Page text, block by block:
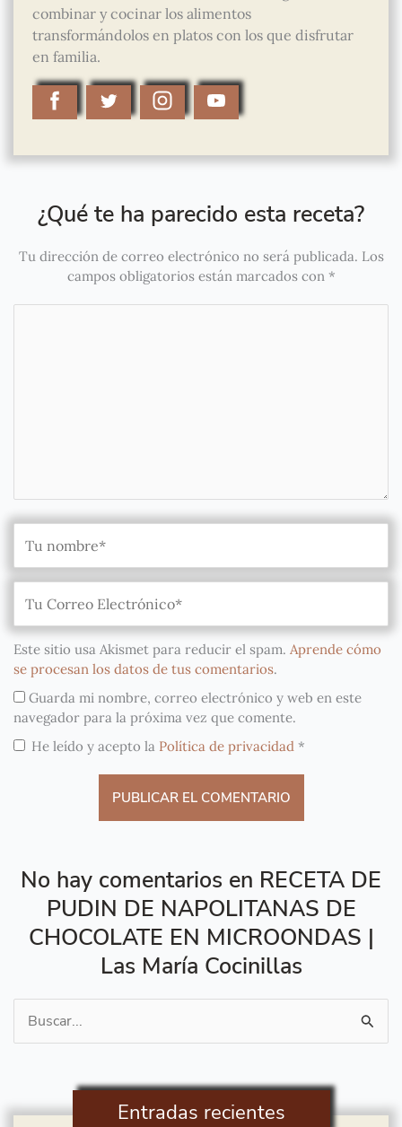
combinar y cocinar los alimentos
transformándolos en platos con los que disfrutar
en familia.
¿Qué te ha parecido esta receta?
Tu dirección de correo electrónico no será publicada. Los
campos obligatorios están marcados con *
Este sitio usa Akismet para reducir el spam. Aprende cómo
se procesan los datos de tus comentarios.
Guarda mi nombre, correo electrónico y web en este
navegador para la próxima vez que comente.
He leído y acepto la Política de privacidad *
No hay comentarios en RECETA DE
PUDIN DE NAPOLITANAS DE
CHOCOLATE EN MICROONDAS |
Las María Cocinillas
Buscar
por:
Entradas recientes